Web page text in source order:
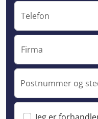
Telefon
Firma
Postnummer og